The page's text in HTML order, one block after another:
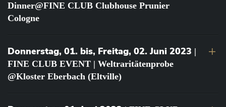
Dinner@FINE CLUB Clubhouse Prunier
Cologne
Donnerstag, 01. bis, Freitag, 02. Juni 2023 |
FINE CLUB EVENT | Weltraritätenprobe
@Kloster Eberbach (Eltville)